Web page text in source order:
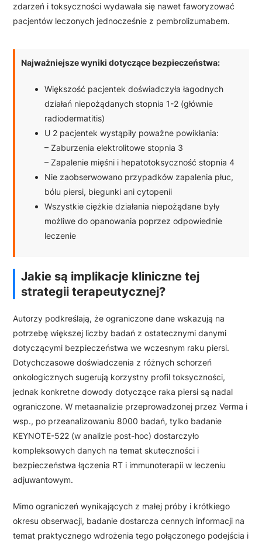
zdarzeń i toksyczności wydawała się nawet faworyzować
pacjentów leczonych jednocześnie z pembrolizumabem.
Najważniejsze wyniki dotyczące bezpieczeństwa:
Większość pacjentek doświadczyła łagodnych
działań niepożądanych stopnia 1-2 (głównie
radiodermatitis)
U 2 pacjentek wystąpiły poważne powikłania:
– Zaburzenia elektrolitowe stopnia 3
– Zapalenie mięśni i hepatotoksyczność stopnia 4
Nie zaobserwowano przypadków zapalenia płuc,
bólu piersi, biegunki ani cytopenii
Wszystkie ciężkie działania niepożądane były
możliwe do opanowania poprzez odpowiednie
leczenie
Jakie są implikacje kliniczne tej
strategii terapeutycznej?
Autorzy podkreślają, że ograniczone dane wskazują na
potrzebę większej liczby badań z ostatecznymi danymi
dotyczącymi bezpieczeństwa we wczesnym raku piersi.
Dotychczasowe doświadczenia z różnych schorzeń
onkologicznych sugerują korzystny profil toksyczności,
jednak konkretne dowody dotyczące raka piersi są nadal
ograniczone. W metaanalizie przeprowadzonej przez Verma i
wsp., po przeanalizowaniu 8000 badań, tylko badanie
KEYNOTE-522 (w analizie post-hoc) dostarczyło
kompleksowych danych na temat skuteczności i
bezpieczeństwa łączenia RT i immunoterapii w leczeniu
adjuwantowym.
Mimo ograniczeń wynikających z małej próby i krótkiego
okresu obserwacji, badanie dostarcza cennych informacji na
temat praktycznego wdrożenia tego połączonego podejścia i